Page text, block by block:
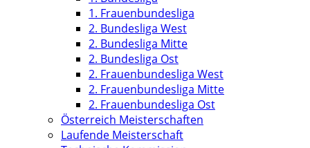
1. Frauenbundesliga
2. Bundesliga West
2. Bundesliga Mitte
2. Bundesliga Ost
2. Frauenbundesliga West
2. Frauenbundesliga Mitte
2. Frauenbundesliga Ost
Österreich Meisterschaften
Laufende Meisterschaft